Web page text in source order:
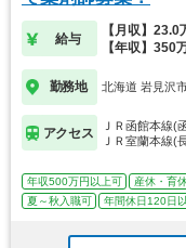
給与
【月収】23.0
【年収】350
勤務地 北海道 岩見沢
アクセス
ＪＲ函館本線(
ＪＲ室蘭本線(
年収500万円以上可 産休・育
夏～秋入職可
年間休日120日